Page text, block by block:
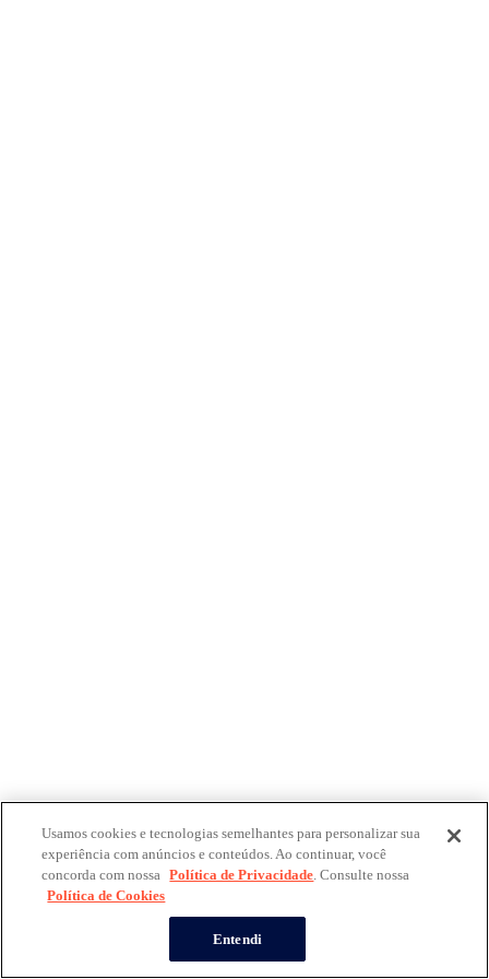
Usamos cookies e tecnologias semelhantes para personalizar sua
experiência com anúncios e conteúdos. Ao continuar, você
concorda com nossa Política de Privacidade. Consulte nossa
Política de Cookies
Entendi